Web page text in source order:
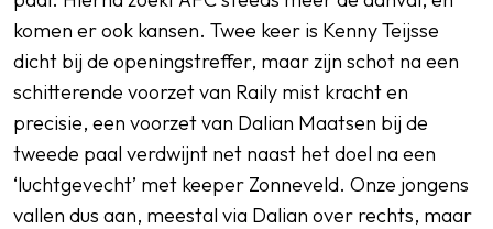
komen er ook kansen. Twee keer is Kenny Teijsse
dicht bij de openingstreffer, maar zijn schot na een
schitterende voorzet van Raily mist kracht en
precisie, een voorzet van Dalian Maatsen bij de
tweede paal verdwijnt net naast het doel na een
‘luchtgevecht’ met keeper Zonneveld. Onze jongens
vallen dus aan, meestal via Dalian over rechts, maar